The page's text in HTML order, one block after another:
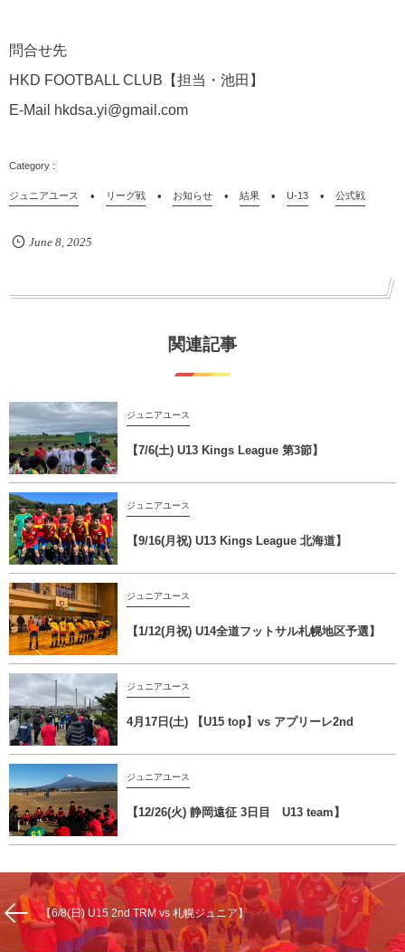
問合せ先
HKD FOOTBALL CLUB【担当・池田】
E-Mail hkdsa.yi@gmail.com
ジュニアユース リーグ戦 お知らせ 結果 U-13 公式戦
June 8, 2025
関連記事
ジュニアユース
【7/6(土) U13 Kings League 第3節】
ジュニアユース
【9/16(月祝) U13 Kings League 北海道】
ジュニアユース
【1/12(月祝) U14全道フットサル札幌地区予選】
ジュニアユース
4月17日(土) 【U15 top】vs アプリーレ2nd
ジュニアユース
【12/26(火) 静岡遠征 3日目 U13 team】
【6/8(日) U15 2nd TRM vs 札幌ジュニア】